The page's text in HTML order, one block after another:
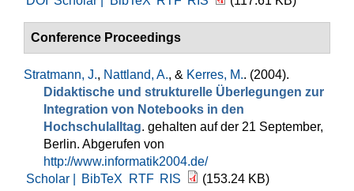
Conference Proceedings
Stratmann, J., Nattland, A., & Kerres, M.. (2004).
Didaktische und strukturelle Überlegungen zur
Integration von Notebooks in den
Hochschulalltag. gehalten auf der 21 September,
Berlin. Abgerufen von
http://www.informatik2004.de/
Scholar |
BibTeX RTF RIS (153.24 KB)